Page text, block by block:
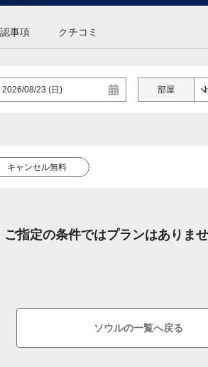
事項 クチコミ
部屋
キャンセル無料
ご指定の条件ではプランはありませ
ソウルの一覧へ戻る